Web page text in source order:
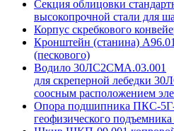
Секция облицовки
высокопрочной стали для
Корпус скребкового
Кронштейн (станина)
(пескового)
Водило 30ЛС2СМА.03.001
для скреперной лебедки
соосным расположением
Опора подшипника ПКС-
геофизического